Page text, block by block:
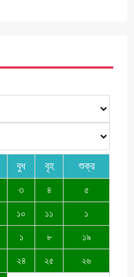
বুধ বৃহ শুক্র
৩ ৪ ৫
১০ ১১ ১
১ ৮ ১৯
২৪ ২৫ ২৬